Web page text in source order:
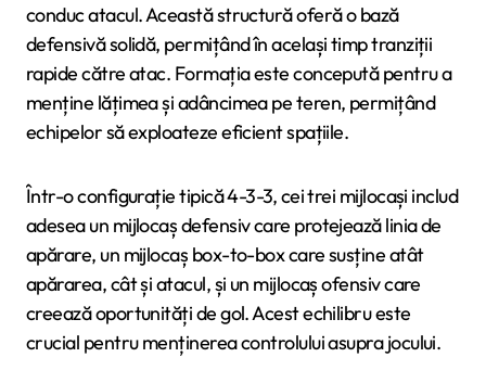
conduc atacul. Această structură oferă o bază
defensivă solidă, permițând în același timp tranziții
rapide către atac. Formația este concepută pentru a
menține lățimea și adâncimea pe teren, permițând
echipelor să exploateze eficient spațiile.
Într-o configurație tipică 4-3-3, cei trei mijlocași includ
adesea un mijlocaș defensiv care protejează linia de
apărare, un mijlocaș box-to-box care susține atât
apărarea, cât și atacul, și un mijlocaș ofensiv care
creează oportunități de gol. Acest echilibru este
crucial pentru menținerea controlului asupra jocului.